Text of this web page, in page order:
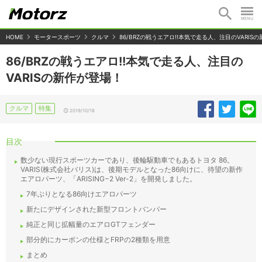
HOME モータースポーツ クルマ 86/BRZの戦うエアロ!!本気で走る人、注目のVARISの
86/BRZの戦うエアロ!!本気で走る人、注目の
VARISの新作が登場！
クルマ 特集 2019/10/18
目次
数少ない現行スポーツカーであり、後輪駆動車でもあるトヨタ 86。
VARIS(株式会社バリス)は、後期モデルとなった86向けに、待望の新作
エアロパーツ、「ARISING−2 Ver-2」を開発しました。
7年ぶりとなる86向けエアロパーツ
新たにデザインされた新型フロントバンパー
純正と同じ拡幅量のエアロGTフェンダー
部分的にカーボンの仕様とFRPの2種類を用意
まとめ